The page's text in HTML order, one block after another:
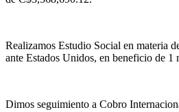
Realizamos Estudio Social en materia
ante Estados Unidos, en beneficio de 1
Dimos seguimiento a Cobro